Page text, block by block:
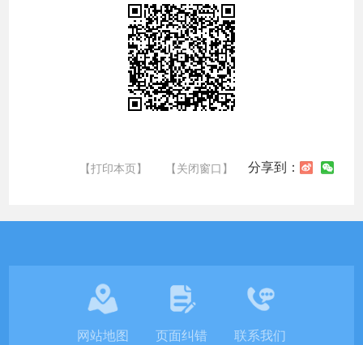
【打印本页】 【关闭窗口】 分享到：
网站地图 页面纠错 联系我们